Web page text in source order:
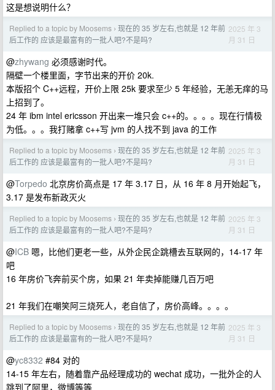
这是想说明什么？
Replied to a topic by Moosems › 现在的 35 岁左右,也就是 12 年前
后工作的 应该是最富有的一批人吧?不是吗?
2025 年 3
月 31 日
@zhywang 必须感谢时代。
隔壁一个楼里面，字节出来的开价 20k.
本版招个 C++远程，开价上限 25k 要求至少 5 年经验，无恙无痒的马
上招到了。
24 年 ibm intel ericsson 开出来一堆只会 c++的。。。。现在行情极
为低。。。我打赌拿 c++写 jvm 的人找不到 java 的工作
Replied to a topic by Moosems › 现在的 35 岁左右,也就是 12 年前
后工作的 应该是最富有的一批人吧?不是吗?
2025 年 3
月 31 日
@Torpedo 北京房价高点是 17 年 3.17 日，从 16 年 8 月开始起飞，
3.17 是发布新政灭火
Replied to a topic by Moosems › 现在的 35 岁左右,也就是 12 年前
后工作的 应该是最富有的一批人吧?不是吗?
2025 年 3
月 31 日
@ICB 嗯，比他们更老一些，从外企民企跳槽去互联网的，14-17 年
吧
16 年房价飞奔前买个房，如果 21 年卖掉能赚几百万吧
21 年我们在嘲笑阿三烧死人，老自信了，房价高峰。。。。
Replied to a topic by Moosems › 现在的 35 岁左右,也就是 12 年前
后工作的 应该是最富有的一批人吧?不是吗?
2025 年 3
月 31 日
@yc8332 #84 对的
14-15 年左右，随着靠产品经理成功的 wechat 成功，一批外企的人
跳到了阿里，微博等等